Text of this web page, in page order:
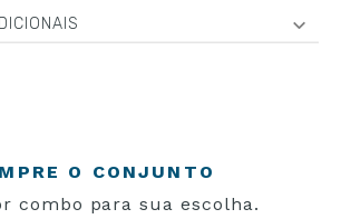
O CONJUNTO
combo para sua escolha.